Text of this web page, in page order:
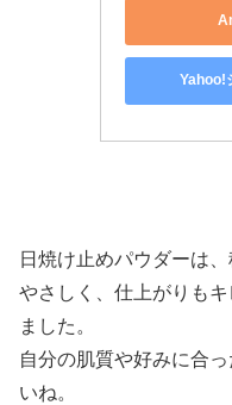
Yahoo!
日焼け止めパウダーは
やさしく、仕上がりも
ました。
自分の肌質や好みに合
いね。